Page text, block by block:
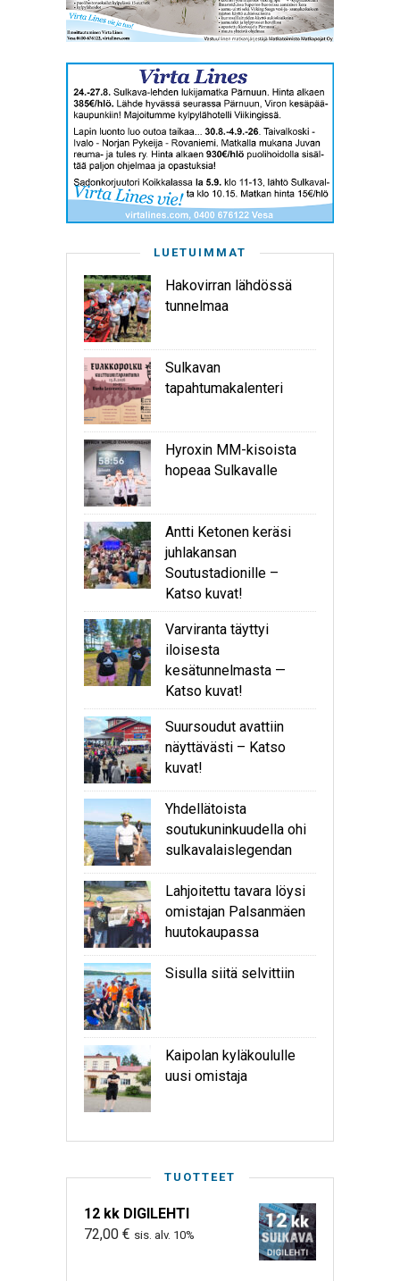
LUETUIMMAT
Hakovirran lähdössä
tunnelmaa
Sulkavan
tapahtumakalenteri
Hyroxin MM-kisoista
hopeaa Sulkavalle
Antti Ketonen keräsi
juhlakansan
Soutustadionille –
Katso kuvat!
Varviranta täyttyi
iloisesta
kesätunnelmasta —
Katso kuvat!
Suursoudut avattiin
näyttävästi – Katso
kuvat!
Yhdellätoista
soutukuninkuudella ohi
sulkavalaislegendan
Lahjoitettu tavara löysi
omistajan Palsanmäen
huutokaupassa
Sisulla siitä selvittiin
Kaipolan kyläkoululle
uusi omistaja
TUOTTEET
12 kk DIGILEHTI
72,00 € sis. alv. 10%